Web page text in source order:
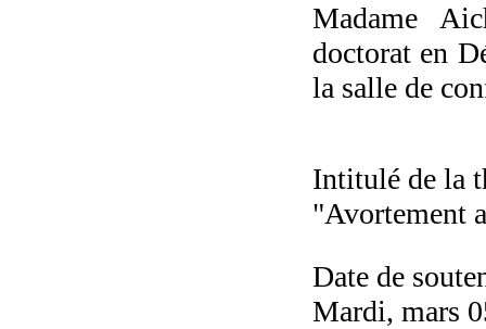
Madame
doctorat en
la salle de
Intitulé de la
"Avortement
Date de
Mardi, mars